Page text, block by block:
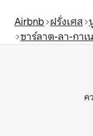
Airbnb ฝรั่งเศส
ซาร์ลาต-ลา-กาเ
ค